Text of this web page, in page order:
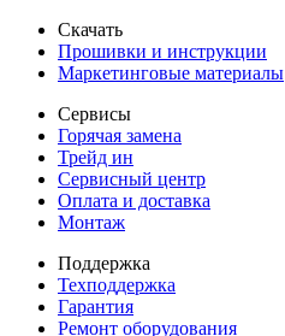
Скачать
Прошивки и инструкции
Маркетинговые материалы
Сервисы
Горячая замена
Трейд ин
Сервисный центр
Оплата и доставка
Монтаж
Поддержка
Техподдержка
Гарантия
Ремонт оборудования